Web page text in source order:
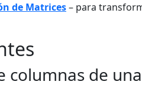
de Matrices– para
columnas de